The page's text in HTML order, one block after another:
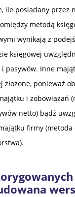
ile posiadany przez
metodą
wynikają z
księgowej
pasywów. Inne
złożone, ponieważ
i zobowiązań
netto) bądź
firmy